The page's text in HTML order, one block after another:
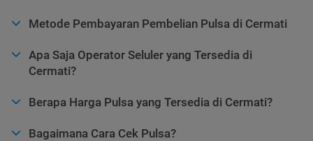
Metode Pembayaran Pembelian Pulsa di Cermati
Apa Saja Operator Seluler yang Tersedia di
Cermati?
Berapa Harga Pulsa yang Tersedia di Cermati?
Bagaimana Cara Cek Pulsa?